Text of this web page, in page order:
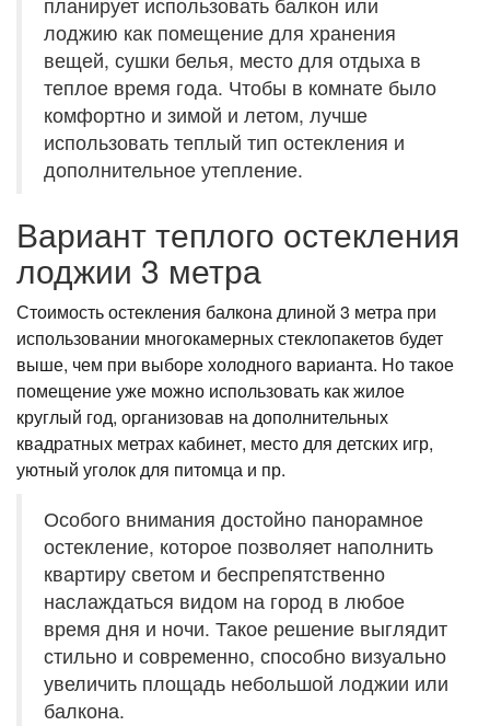
лоджию как помещение для хранения
вещей, сушки белья, место для отдыха в
теплое время года. Чтобы в комнате было
комфортно и зимой и летом, лучше
использовать теплый тип остекления и
дополнительное утепление.
Вариант теплого остекления
лоджии 3 метра
Стоимость остекления балкона длиной 3 метра при
использовании многокамерных стеклопакетов будет
выше, чем при выборе холодного варианта. Но такое
помещение уже можно использовать как жилое
круглый год, организовав на дополнительных
квадратных метрах кабинет, место для детских игр,
уютный уголок для питомца и пр.
Особого внимания достойно панорамное
остекление, которое позволяет наполнить
квартиру светом и беспрепятственно
наслаждаться видом на город в любое
время дня и ночи. Такое решение выглядит
стильно и современно, способно визуально
увеличить площадь небольшой лоджии или
балкона.